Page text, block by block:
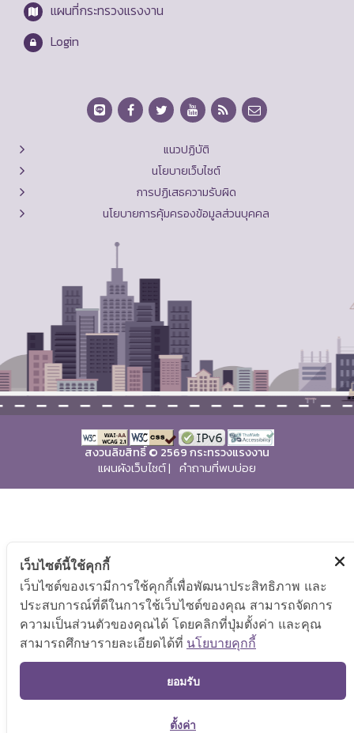
แผนที่กระทรวงแรงงาน
Login
แนวปฏิบัติ
นโยบายเว็บไซต์
การปฏิเสธความรับผิด
นโยบายการคุ้มครองข้อมูลส่วนบุคคล
สงวนลิขสิทธิ์ © 2569 กระทรวงแรงงาน
แผนผังเว็บไซต์| คำถามที่พบบ่อย
TOP
เว็บไซต์นี้ใช้คุกกี้
เว็บไซต์ของเรามีการใช้คุกกี้เพื่อพัฒนาประสิทธิภาพ และ
ประสบการณ์ที่ดีในการใช้เว็บไซต์ของคุณ สามารถจัดการ
ความเป็นส่วนตัวของคุณได้ โดยคลิกที่ปุ่มตั้งค่า และคุณ
สามารถศึกษารายละเอียดได้ที่ นโยบายคุกกี้
ยอมรับ
ตั้งค่า